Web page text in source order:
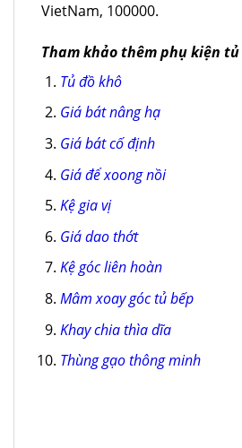
VietNam, 100000.
Tham khảo thêm phụ kiện tủ
Tủ đồ khô
Giá bát nâng hạ
Giá bát cố định
Giá để xoong nồi
Kệ gia vị
Giá dao thớt
Kệ góc liên hoàn
Mâm xoay góc tủ bếp
Khay chia thìa dĩa
Thùng gạo thông minh